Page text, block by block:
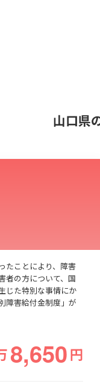
福利厚生 特許・知的財産
山口県
たことにより、障害
者の方について、国
じた特別な事情にか
障害給付金制度」が
8,650円